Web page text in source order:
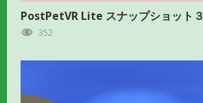
PostPetVR Lite スナップショット３
352